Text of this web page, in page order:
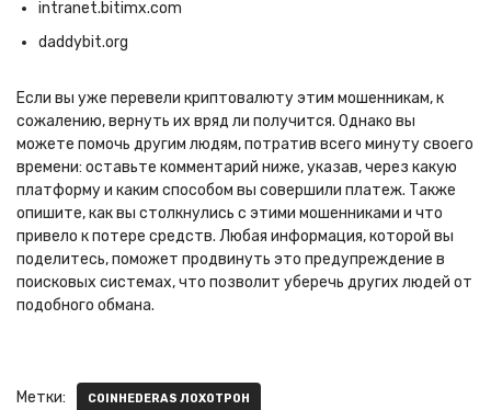
intranet.bitimx.com
daddybit.org
Если вы уже перевели криптовалюту этим мошенникам, к
сожалению, вернуть их вряд ли получится. Однако вы
можете помочь другим людям, потратив всего минуту своего
времени: оставьте комментарий ниже, указав, через какую
платформу и каким способом вы совершили платеж. Также
опишите, как вы столкнулись с этими мошенниками и что
привело к потере средств. Любая информация, которой вы
поделитесь, поможет продвинуть это предупреждение в
поисковых системах, что позволит уберечь других людей от
подобного обмана.
Метки: COINHEDERAS ЛОХОТРОН